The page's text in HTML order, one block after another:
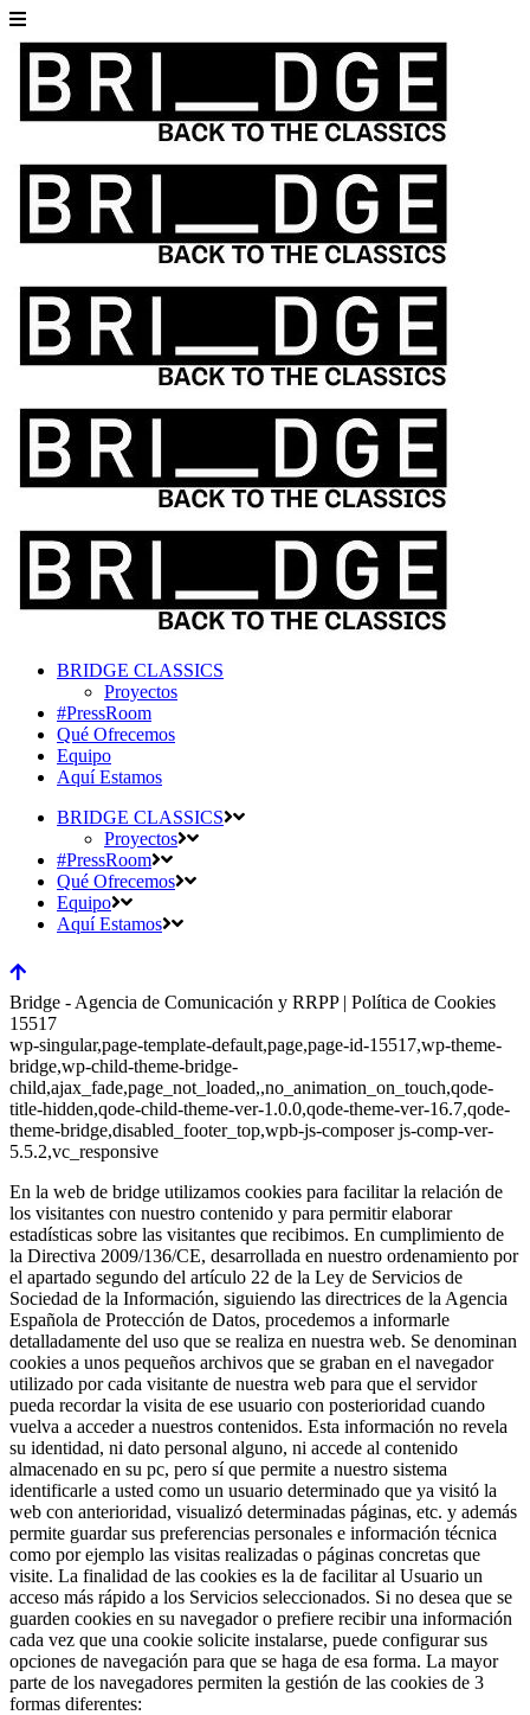
BRIDGE CLASSICS
Proyectos
#PressRoom
Qué Ofrecemos
Equipo
Aquí Estamos
BRIDGE CLASSICS
Proyectos
#PressRoom
Qué Ofrecemos
Equipo
Aquí Estamos
Bridge - Agencia de Comunicación y RRPP | Política de Cookies
15517
wp-singular,page-template-default,page,page-id-15517,wp-theme-
bridge,wp-child-theme-bridge-
child,ajax_fade,page_not_loaded,,no_animation_on_touch,qode-
title-hidden,qode-child-theme-ver-1.0.0,qode-theme-ver-16.7,qode-
theme-bridge,disabled_footer_top,wpb-js-composer js-comp-ver-
5.5.2,vc_responsive
En la web de bridge utilizamos cookies para facilitar la relación de
los visitantes con nuestro contenido y para permitir elaborar
estadísticas sobre las visitantes que recibimos. En cumplimiento de
la Directiva 2009/136/CE, desarrollada en nuestro ordenamiento por
el apartado segundo del artículo 22 de la Ley de Servicios de
Sociedad de la Información, siguiendo las directrices de la Agencia
Española de Protección de Datos, procedemos a informarle
detalladamente del uso que se realiza en nuestra web. Se denominan
cookies a unos pequeños archivos que se graban en el navegador
utilizado por cada visitante de nuestra web para que el servidor
pueda recordar la visita de ese usuario con posterioridad cuando
vuelva a acceder a nuestros contenidos. Esta información no revela
su identidad, ni dato personal alguno, ni accede al contenido
almacenado en su pc, pero sí que permite a nuestro sistema
identificarle a usted como un usuario determinado que ya visitó la
web con anterioridad, visualizó determinadas páginas, etc. y además
permite guardar sus preferencias personales e información técnica
como por ejemplo las visitas realizadas o páginas concretas que
visite. La finalidad de las cookies es la de facilitar al Usuario un
acceso más rápido a los Servicios seleccionados. Si no desea que se
guarden cookies en su navegador o prefiere recibir una información
cada vez que una cookie solicite instalarse, puede configurar sus
opciones de navegación para que se haga de esa forma. La mayor
parte de los navegadores permiten la gestión de las cookies de 3
formas diferentes: